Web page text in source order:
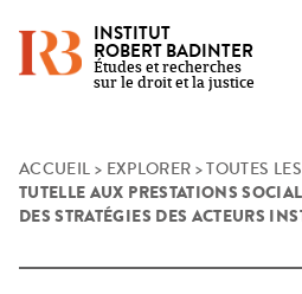
Skip
content
INSTITUT
ROBERT BADINTER
Études et recherches
sur le droit et la justice
ACCUEIL > EXPLORER >TOUTES
TUTELLE AUX PRESTATIONS
DES STRATÉGIES DES ACTEURS